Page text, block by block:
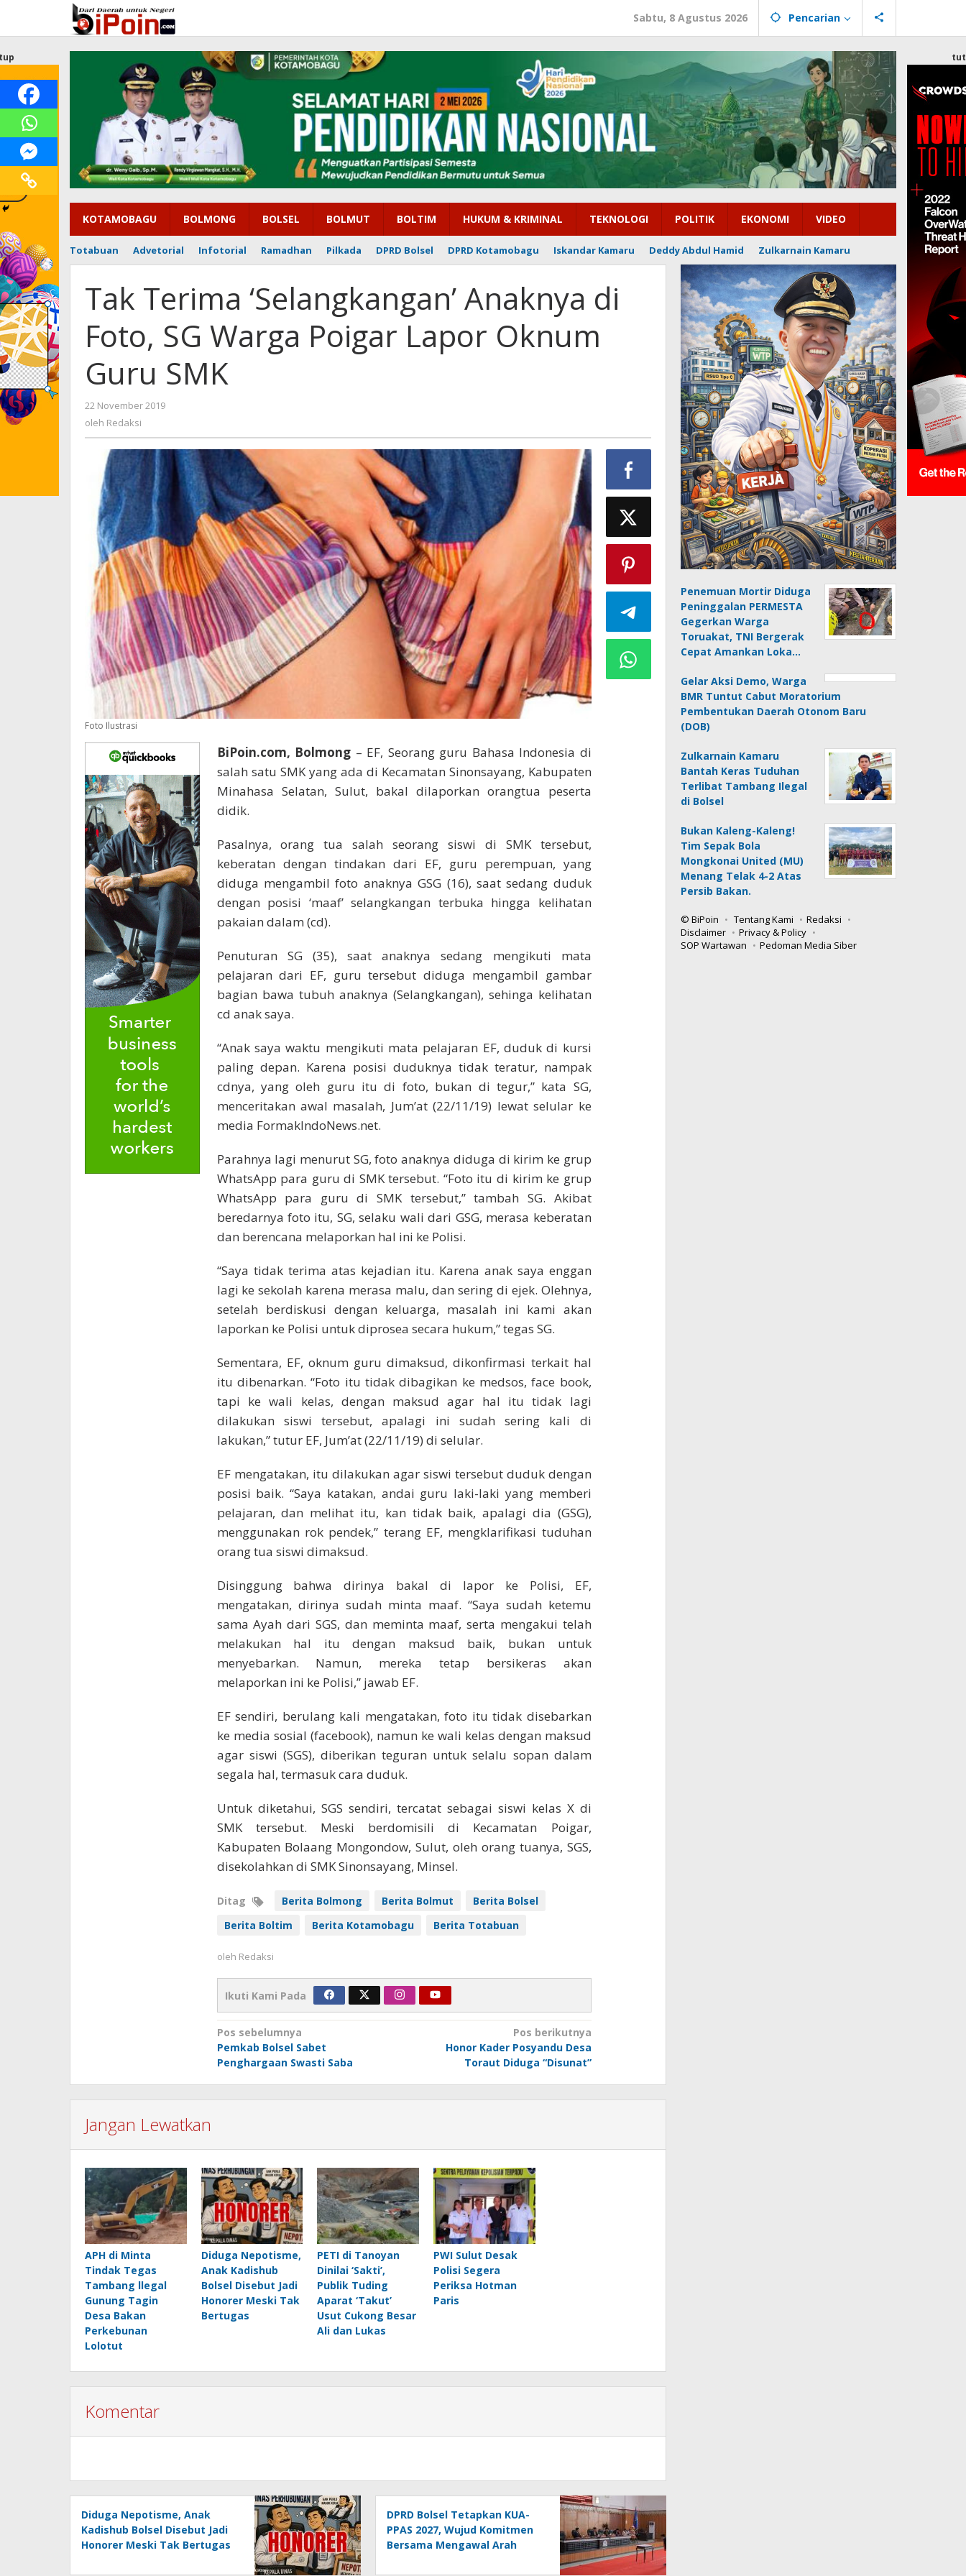
konten
Sabtu, 8 Agustus 2026 Pencarian
KOTAMOBAGU BOLMONG BOLSEL BOLMUT BOLTIM HUKUM & KRIMINAL TEKNOLOGI POLITIK EKONOMI VIDEO
Totabuan Advetorial Infotorial Ramadhan Pilkada DPRD Bolsel DPRD Kotamobagu Iskandar Kamaru Deddy Abdul Hamid Zulkarnain Kamaru
Tak Terima ‘Selangkangan’ Anaknya di
Foto, SG Warga Poigar Lapor Oknum
Guru SMK
22 November 2019
oleh Redaksi
Foto Ilustrasi
BiPoin.com, Bolmong – EF, Seorang guru Bahasa Indonesia di
salah satu SMK yang ada di Kecamatan Sinonsayang, Kabupaten
Minahasa Selatan, Sulut, bakal dilaporkan orangtua peserta
didik.
Pasalnya, orang tua salah seorang siswi di SMK tersebut,
keberatan dengan tindakan dari EF, guru perempuan, yang
diduga mengambil foto anaknya GSG (16), saat sedang duduk
dengan posisi ‘maaf’ selangkangan terbuka hingga kelihatan
pakaian dalam (cd).
Penuturan SG (35), saat anaknya sedang mengikuti mata
pelajaran dari EF, guru tersebut diduga mengambil gambar
bagian bawa tubuh anaknya (Selangkangan), sehinga kelihatan
cd anak saya.
“Anak saya waktu mengikuti mata pelajaran EF, duduk di kursi
paling depan. Karena posisi duduknya tidak teratur, nampak
cdnya, yang oleh guru itu di foto, bukan di tegur,” kata SG,
menceritakan awal masalah, Jum’at (22/11/19) lewat selular ke
media FormakIndoNews.net.
Parahnya lagi menurut SG, foto anaknya diduga di kirim ke grup
WhatsApp para guru di SMK tersebut. “Foto itu di kirim ke grup
WhatsApp para guru di SMK tersebut,” tambah SG. Akibat
beredarnya foto itu, SG, selaku wali dari GSG, merasa keberatan
dan berencana melaporkan hal ini ke Polisi.
“Saya tidak terima atas kejadian itu. Karena anak saya enggan
lagi ke sekolah karena merasa malu, dan sering di ejek. Olehnya,
setelah berdiskusi dengan keluarga, masalah ini kami akan
laporkan ke Polisi untuk diprosea secara hukum,” tegas SG.
Sementara, EF, oknum guru dimaksud, dikonfirmasi terkait hal
itu dibenarkan. “Foto itu tidak dibagikan ke medsos, face book,
tapi ke wali kelas, dengan maksud agar hal itu tidak lagi
dilakukan siswi tersebut, apalagi ini sudah sering kali di
lakukan,” tutur EF, Jum’at (22/11/19) di selular.
EF mengatakan, itu dilakukan agar siswi tersebut duduk dengan
posisi baik. “Saya katakan, andai guru laki-laki yang memberi
pelajaran, dan melihat itu, kan tidak baik, apalagi dia (GSG),
menggunakan rok pendek,” terang EF, mengklarifikasi tuduhan
orang tua siswi dimaksud.
Disinggung bahwa dirinya bakal di lapor ke Polisi, EF,
mengatakan, dirinya sudah minta maaf. “Saya sudah ketemu
sama Ayah dari SGS, dan meminta maaf, serta mengakui telah
melakukan hal itu dengan maksud baik, bukan untuk
menyebarkan. Namun, mereka tetap bersikeras akan
melaporkan ini ke Polisi,” jawab EF.
EF sendiri, berulang kali mengatakan, foto itu tidak disebarkan
ke media sosial (facebook), namun ke wali kelas dengan maksud
agar siswi (SGS), diberikan teguran untuk selalu sopan dalam
segala hal, termasuk cara duduk.
Untuk diketahui, SGS sendiri, tercatat sebagai siswi kelas X di
SMK tersebut. Meski berdomisili di Kecamatan Poigar,
Kabupaten Bolaang Mongondow, Sulut, oleh orang tuanya, SGS,
disekolahkan di SMK Sinonsayang, Minsel.
Ditag Berita Bolmong Berita Bolmut
Berita Bolsel
Berita Boltim
Berita Kotamobagu Berita Totabuan
oleh Redaksi
Ikuti Kami Pada
Navigasi
pos
Pos sebelumnya
Pemkab Bolsel Sabet
Penghargaan Swasti Saba
Pos berikutnya
Honor Kader Posyandu Desa
Toraut Diduga “Disunat”
Jangan Lewatkan
APH di Minta
Tindak Tegas
Tambang llegal
Gunung Tagin
Desa Bakan
Perkebunan
Lolotut
Diduga Nepotisme,
Anak Kadishub
Bolsel Disebut Jadi
Honorer Meski Tak
Bertugas
PETI di Tanoyan
Dinilai ‘Sakti’,
Publik Tuding
Aparat ‘Takut’
Usut Cukong Besar
Ali dan Lukas
PWI Sulut Desak
Polisi Segera
Periksa Hotman
Paris
Komentar
Diduga Nepotisme, Anak
Kadishub Bolsel Disebut Jadi
Honorer Meski Tak Bertugas
DPRD Bolsel Tetapkan KUA-
PPAS 2027, Wujud Komitmen
Bersama Mengawal Arah
Penemuan Mortir Diduga
Peninggalan PERMESTA
Gegerkan Warga
Toruakat, TNI Bergerak
Cepat Amankan Loka…
Gelar Aksi Demo, Warga
BMR Tuntut Cabut Moratorium
Pembentukan Daerah Otonom Baru
(DOB)
Zulkarnain Kamaru
Bantah Keras Tuduhan
Terlibat Tambang Ilegal
di Bolsel
Bukan Kaleng-Kaleng!
Tim Sepak Bola
Mongkonai United (MU)
Menang Telak 4-2 Atas
Persib Bakan.
© BiPoin Tentang Kami
Redaksi
Disclaimer
Privacy & Policy
SOP Wartawan
Pedoman Media Siber